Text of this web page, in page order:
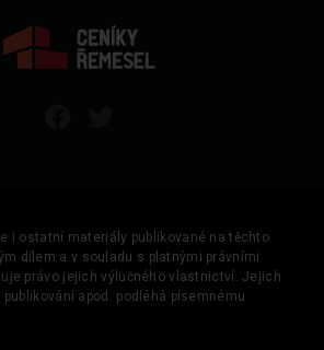
i ostatní materiály publikované na těchto
dílem a v souladu s platnými právními
právo jejich výlučného vlastnictví. Jejich
apod. podléhá písemnému